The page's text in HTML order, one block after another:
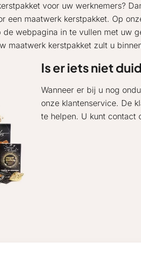
voor uw werknemers?
een maatwerk kerstpakket. Op
webpagina in te vullen met uw
maatwerk kerstpakket zult u
Is er iets niet
Wanneer er bij u nog
onze klantenservice. De
te helpen. U kunt contact